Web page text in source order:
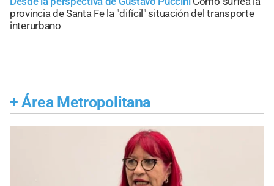
provincia de Santa Fe la "difícil" situación del transporte
interurbano
+ Área Metropolitana